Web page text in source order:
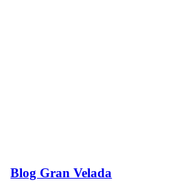
Blog Gran Velada